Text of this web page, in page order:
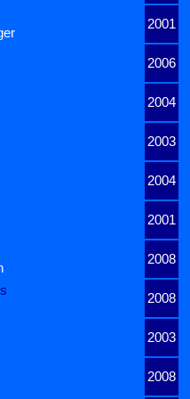
2001
2006
2004
2003
2004
2001
2008
2008
2003
2008